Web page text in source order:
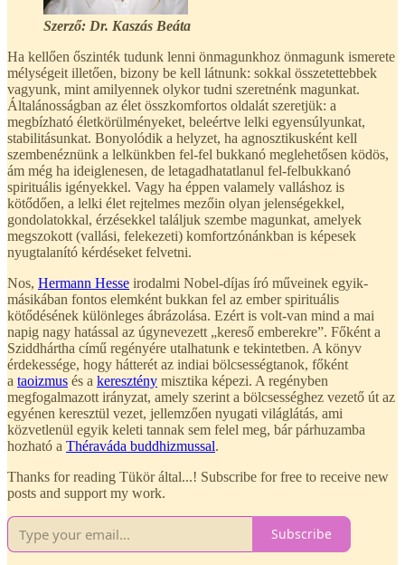
Szerző: Dr. Kaszás Beáta
Ha kellően őszinték tudunk lenni önmagunkhoz önmagunk ismerete
mélységeit illetően, bizony be kell látnunk: sokkal összetettebbek
vagyunk, mint amilyennek olykor tudni szeretnénk magunkat.
Általánosságban az élet összkomfortos oldalát szeretjük: a
megbízható életkörülményeket, beleértve lelki egyensúlyunkat,
stabilitásunkat. Bonyolódik a helyzet, ha agnosztikusként kell
szembenéznünk a lelkünkben fel-fel bukkanó meglehetősen ködös,
ám még ha ideiglenesen, de letagadhatatlanul fel-felbukkanó
spirituális igényekkel. Vagy ha éppen valamely valláshoz is
kötődően, a lelki élet rejtelmes mezőin olyan jelenségekkel,
gondolatokkal, érzésekkel találjuk szembe magunkat, amelyek
megszokott (vallási, felekezeti) komfortzónánkban is képesek
nyugtalanító kérdéseket felvetni.
Nos, Hermann Hesse irodalmi Nobel-díjas író műveinek egyik-
másikában fontos elemként bukkan fel az ember spirituális
kötődésének különleges ábrázolása. Ezért is volt-van mind a mai
napig nagy hatással az úgynevezett „kereső emberekre”. Főként a
Sziddhártha című regényére utalhatunk e tekintetben. A könyv
érdekessége, hogy hátterét az indiai bölcsességtanok, főként
a taoizmus és a keresztény misztika képezi. A regényben
megfogalmazott irányzat, amely szerint a bölcsességhez vezető út az
egyénen keresztül vezet, jellemzően nyugati világlátás, ami
közvetlenül egyik keleti tannak sem felel meg, bár párhuzamba
hozható a Théraváda buddhizmussal.
Thanks for reading Tükör által...! Subscribe for free to receive new
posts and support my work.
Subscribe